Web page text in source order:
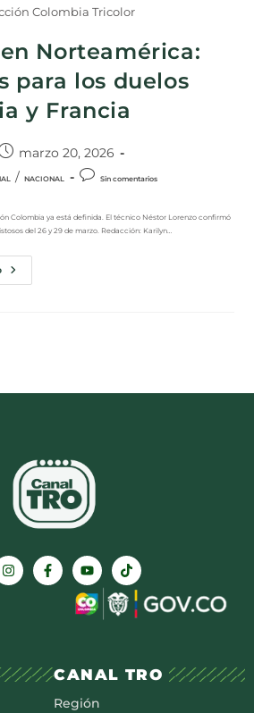
Colombia Tricolor
Norteamérica:
para los duelos
y Francia
marzo 20, 2026
/ NACIONAL Sin comentarios
Colombia ya está definida. El técnico Néstor Lorenzo confirmó
del 26 y 29 de marzo. Redacción: Karilyn…
CANAL TRO
Región